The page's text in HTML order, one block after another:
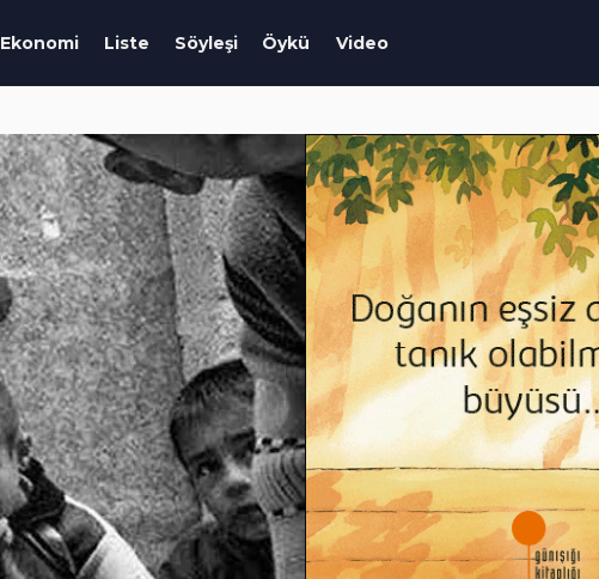
Ekonomi Liste Söyleşi Öykü Video